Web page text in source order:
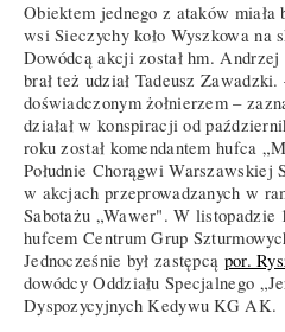
Obiektem jednego z ataków
wsi Sieczychy koło Wyszkowa na
Dowódcą akcji został hm.
brał też udział Tadeusz
doświadczonym żołnierzem –
działał w konspiracji od
roku został komendantem hufca
Południe Chorągwi Warszawskiej
w akcjach przeprowadzanych w
Sabotażu „Wawer". W listopadzie
hufcem Centrum Grup
Jednocześnie był zastępcą por.
dowódcy Oddziału Specjalnego
Dyspozycyjnych Kedywu KG AK.